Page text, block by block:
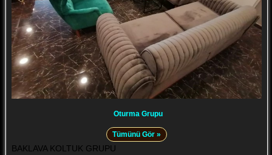
Oturma Grupu
Tümünü Gör »
BAKLAVA KOLTUK GRUPU